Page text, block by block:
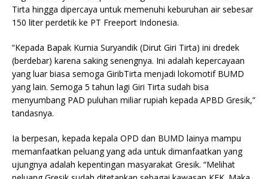
Tirta hingga dipercaya untuk memenuhi keburuhan air sebesar
150 liter perdetik ke PT Freeport Indonesia.
“Kepada Bapak Kurnia Suryandik (Dirut Giri Tirta) ini dredek
(berdebar) karena saking senengnya. Ini adalah kepercayaan
yang luar biasa semoga GiribTirta menjadi lokomotif BUMD
yang lain. Semoga 5 tahun lagi Giri Tirta sudah bisa
menyumbang PAD puluhan miliar rupiah kepada APBD Gresik,”
tandasnya.
Ia berpesan, kepada kepala OPD dan BUMD lainya mampu
memanfaatkan peluang yang ada untuk dimanfaatkan yang
ujungnya adalah kepentingan masyarakat Gresik. “Melihat